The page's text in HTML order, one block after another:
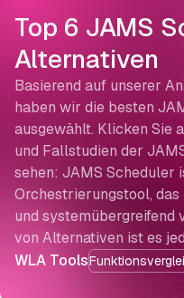
Top 6 JAMS
Alternativen
WLA Tools
Basierend auf unserer
haben wir die besten
ausgewählt. Klicken Sie
und Fallstudien der
sehen: JAMS Scheduler
Orchestrierungstool,
und
von Alternativen ist es